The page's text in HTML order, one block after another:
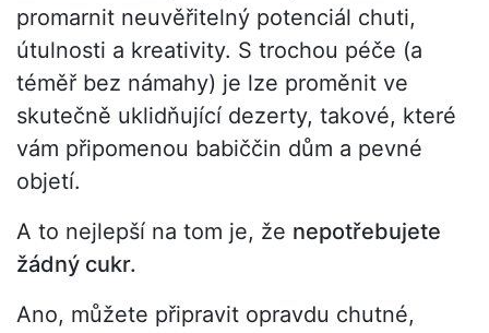
promarnit neuvěřitelný potenciál chuti,
útulnosti a kreativity. S trochou péče (a
téměř bez námahy) je lze proměnit ve
skutečně uklidňující dezerty, takové, které
vám připomenou babiččin dům a pevné
objetí.
A to nejlepší na tom je, že nepotřebujete
žádný cukr.
Ano, můžete připravit opravdu chutné,